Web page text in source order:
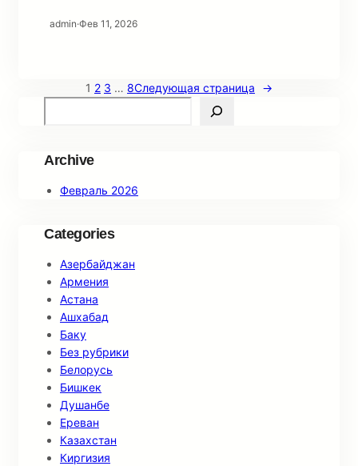
admin·Фев 11, 2026
1 2 3 … 8Следующая страница
→
e
r
h
Archive
Февраль 2026
Categories
Азербайджан
Армения
Астана
Ашхабад
Баку
Без рубрики
Белорусь
Бишкек
Душанбе
Ереван
Казахстан
Киргизия